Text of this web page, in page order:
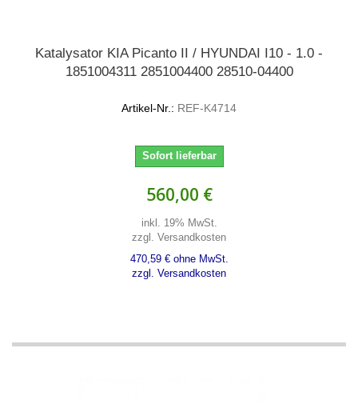
Katalysator KIA Picanto II / HYUNDAI I10 - 1.0 -
1851004311 2851004400 28510-04400
Artikel-Nr.: REF-K4714
Sofort lieferbar
560,00 €
inkl. 19% MwSt.
zzgl. Versandkosten
470,59 € ohne MwSt.
zzgl. Versandkosten